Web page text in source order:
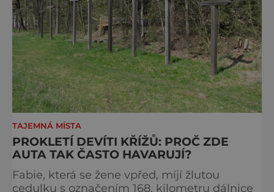
TAJEMNÁ MÍSTA
PROKLETÍ DEVÍTI KŘÍŽŮ: PROČ ZDE
AUTA TAK ČASTO HAVARUJÍ?
Fabie, která se žene vpřed, míjí žlutou
cedulku s označením 168. kilometru dálnice